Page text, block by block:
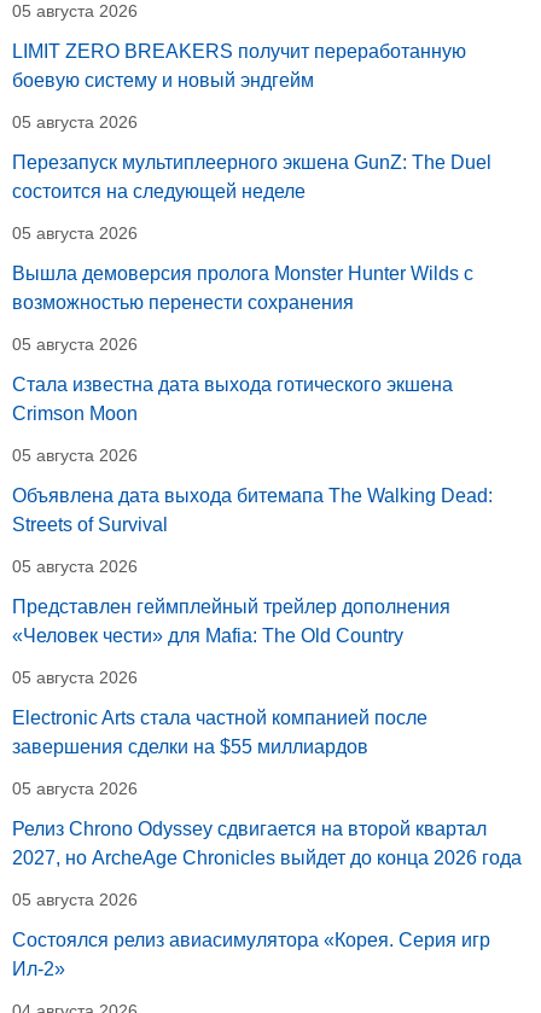
05 августа 2026
LIMIT ZERO BREAKERS получит переработанную
боевую систему и новый эндгейм
05 августа 2026
Перезапуск мультиплеерного экшена GunZ: The Duel
состоится на следующей неделе
05 августа 2026
Вышла демоверсия пролога Monster Hunter Wilds с
возможностью перенести сохранения
05 августа 2026
Стала известна дата выхода готического экшена
Crimson Moon
05 августа 2026
Объявлена дата выхода битемапа The Walking Dead:
Streets of Survival
05 августа 2026
Представлен геймплейный трейлер дополнения
«Человек чести» для Mafia: The Old Country
05 августа 2026
Electronic Arts стала частной компанией после
завершения сделки на $55 миллиардов
05 августа 2026
Релиз Chrono Odyssey сдвигается на второй квартал
2027, но ArcheAge Chronicles выйдет до конца 2026 года
05 августа 2026
Состоялся релиз авиасимулятора «Корея. Серия игр
Ил-2»